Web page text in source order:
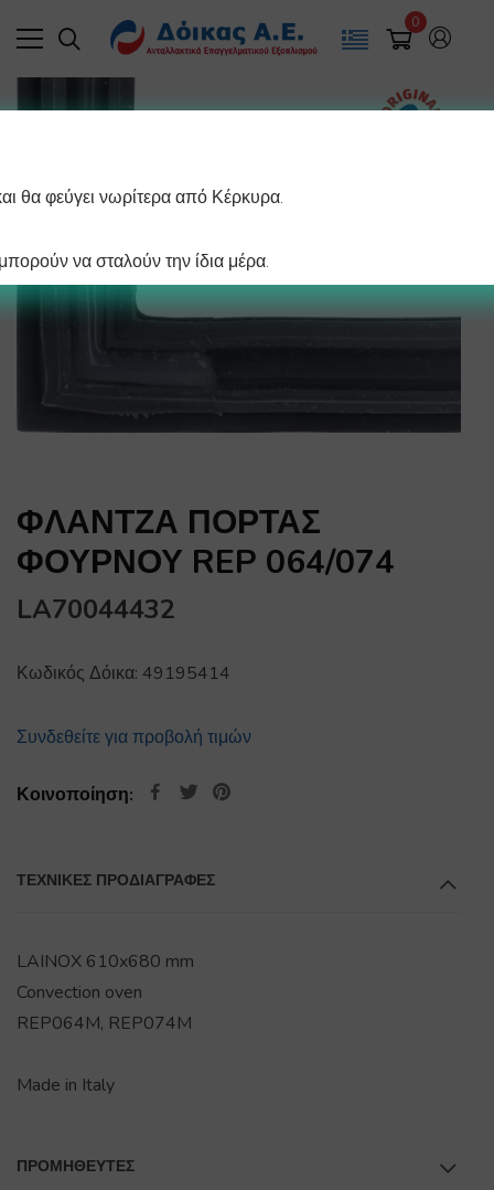
0
ΦΛΑΝΤΖΑ ΠΟΡΤΑΣ
ΦΟΥΡΝΟΥ REP 064/074
LA70044432
Κωδικός Δόικα: 49195414
Συνδεθείτε για προβολή τιμών
Κοινοποίηση:
ΤΕΧΝΙΚΕΣ ΠΡΟΔΙΑΓΡΑΦΕΣ
LAINOX 610x680 mm
Convection oven
REP064M, REP074M
Made in Italy
ΠΡΟΜΗΘΕΥΤΕΣ
θα φεύγει νωρίτερα από Κέρκυρα.
να σταλούν την ίδια μέρα.